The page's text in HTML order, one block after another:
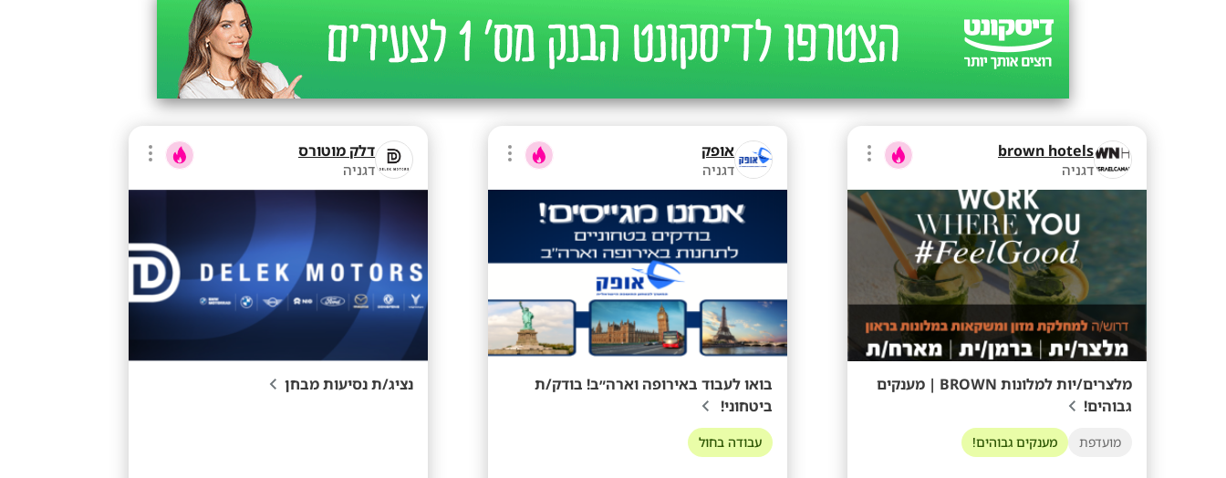
brown hotels
דגניה
מלצרים/יות למלונות BROWN | מענקים
גבוהים!
מועדפת מענקים גבוהים!
אופק
דגניה
בואו לעבוד באירופה וארה״ב! בודק/ת
ביטחוני!
עבודה בחול
דלק מוטורס
דגניה
נציג/ת נסיעות מבחן